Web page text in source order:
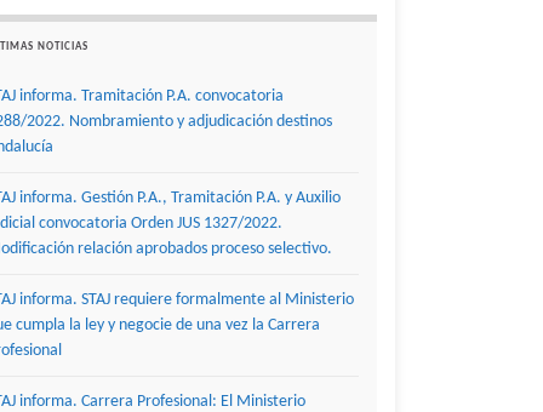
NOTICIAS
informa. Tramitación P.A. convocatoria
2022. Nombramiento y adjudicación destinos
informa. Gestión P.A., Tramitación P.A. y Auxilio
convocatoria Orden JUS 1327/2022.
relación aprobados proceso selectivo.
informa. STAJ requiere formalmente al Ministerio
cumpla la ley y negocie de una vez la Carrera
informa. Carrera Profesional: El Ministerio